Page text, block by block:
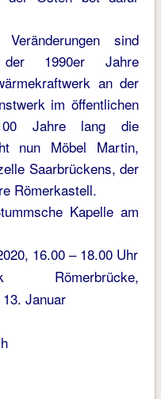
sind
der 1990er Jahre
an der
im öffentlichen
Jahre lang die
nun Möbel Martin,
Saarbrückens, der
Römerkastell.
Kapelle am
16.00 – 18.00 Uhr
Januar